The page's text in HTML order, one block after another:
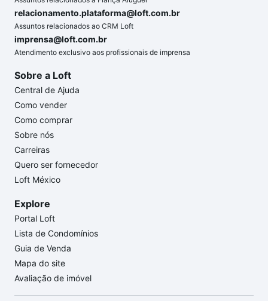
relacionamento.plataforma@loft.com.br
Assuntos relacionados ao CRM Loft
imprensa@loft.com.br
Atendimento exclusivo aos profissionais de imprensa
Sobre a Loft
Central de Ajuda
Como vender
Como comprar
Sobre nós
Carreiras
Quero ser fornecedor
Loft México
Explore
Portal Loft
Lista de Condomínios
Guia de Venda
Mapa do site
Avaliação de imóvel